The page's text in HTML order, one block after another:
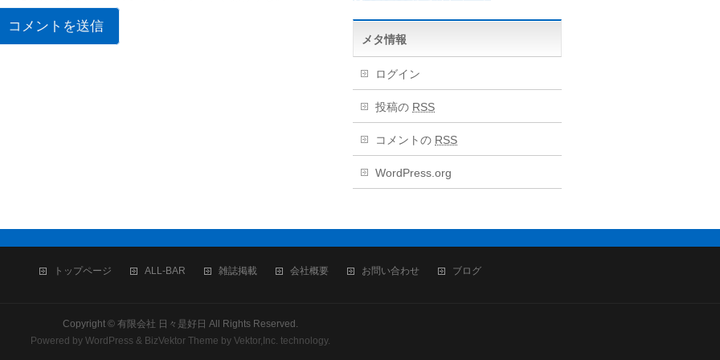
メタ情報
ログイン
投稿の RSS
コメントの RSS
WordPress.org
トップページ ALL-BAR 雑誌掲載 会社概要 お問い合わせ ブログ
Copyright © 有限会社 日々是好日 All Rights Reserved.
Powered by WordPress & BizVektor Theme by Vektor,Inc. technology.